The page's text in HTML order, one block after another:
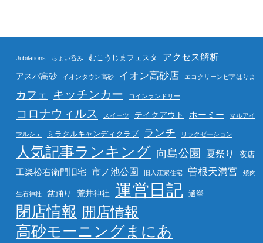
Jubilations ちょい呑み むこうじまフェスタ アクセス解析
アスパ高砂 イオンタウン高砂 イオン高砂店 エコクリーンピアはりま
カフェ キッチンカー コインランドリー
コロナウィルス スイーツ テイクアウト ホーミー マルアイ
マルシェ ミラクルキャンディクラブ ランチ リラクゼーション
人気記事ランキング 向島公園 夏祭り 夜店
工楽松右衛門旧宅 市ノ池公園 旧入江家住宅 曽根天満宮 焼肉
生石神社 盆踊り 荒井神社 運営日記 選挙
閉店情報 開店情報
高砂モーニングまにあ